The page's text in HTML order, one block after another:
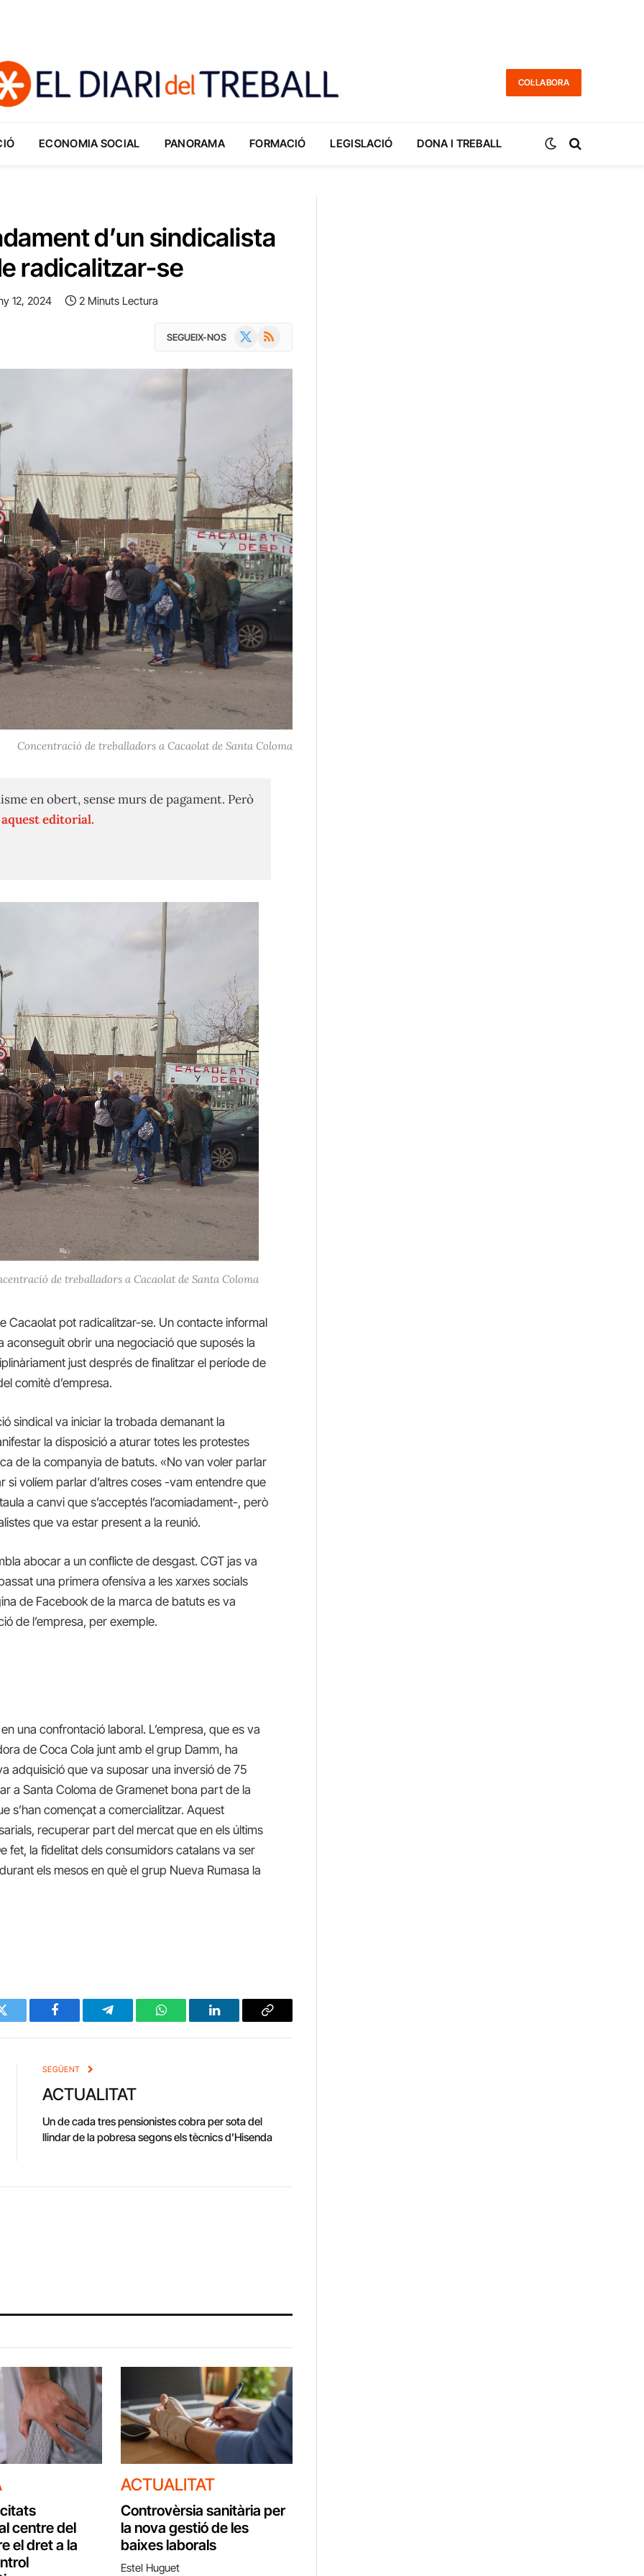
COL·LABORA
ECONOMIA SOCIAL PANORAMA FORMACIÓ LEGISLACIÓ DONA I TREBALL
d’un sindicalista
radicalitzar-se
12, 2024 2 Minuts Lectura
SEGUEIX-NOS RSS
Concentració de treballadors a Cacaolat de Santa Coloma
en obert, sense murs de pagament. Però
aquest editorial.
de treballadors a Cacaolat de Santa Coloma
Cacaolat pot radicalitzar-se. Un contacte informal
aconseguit obrir una negociació que suposés la
just després de finalitzar el període de
comitè d’empresa.
sindical va iniciar la trobada demanant la
la disposició a aturar totes les protestes
de la companyia de batuts. «No van voler parlar
si volíem parlar d’altres coses -vam entendre que
a canvi que s’acceptés l’acomiadament-, però
que va estar present a la reunió.
abocar a un conflicte de desgast. CGT jas va
una primera ofensiva a les xarxes socials
de Facebook de la marca de batuts es va
de l’empresa, per exemple.
una confrontació laboral. L’empresa, que es va
de Coca Cola junt amb el grup Damm, ha
adquisició que va suposar una inversió de 75
a Santa Coloma de Gramenet bona part de la
s’han començat a comercialitzar. Aquest
recuperar part del mercat que en els últims
fet, la fidelitat dels consumidors catalans va ser
els mesos en què el grup Nueva Rumasa la
Twitter Facebook Telegram WhatsAppLinkedIn Copy
SEGÜENT
ACTUALITAT
Un de cada tres pensionistes cobra per sota del
llindar de la pobresa segons els tècnics d’Hisenda
centre del
el dret a la
ACTUALITAT
Controvèrsia sanitària per
la nova gestió de les
baixes laborals
Estel Huguet